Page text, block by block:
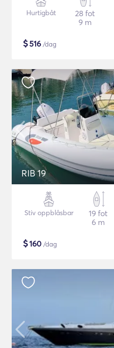
Hurtigbåt
28 fot
9 m
$516 /dag
RIB 19
Stiv oppblåsbar
19 fot
6 m
$160 /dag